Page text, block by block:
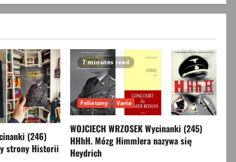
(246)
strony Historii
7 minutes read
Felietony Varia
WOJCIECH WRZOSEK Wycinanki (245)
HHhH. Mózg Himmlera nazywa się
Heydrich